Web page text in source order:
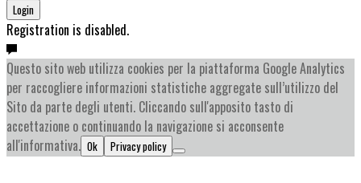
Login
Registration is disabled.
Questo sito web utilizza cookies per la piattaforma Google Analytics
per raccogliere informazioni statistiche aggregate sull’utilizzo del
Sito da parte degli utenti. Cliccando sull'apposito tasto di
accettazione o continuando la navigazione si acconsente
all'informativa. Ok Privacy policy